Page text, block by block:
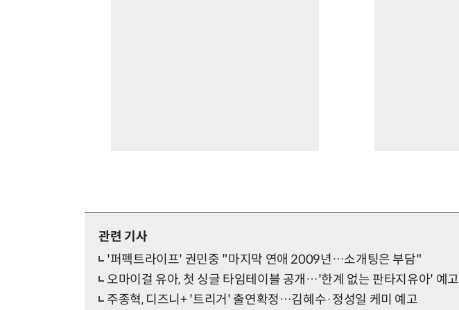
관련 기사
'퍼펙트라이프' 권민중 "마지막 연애 2009년…소개팅은 부담"
오마이걸 유아, 첫 싱글 타임테이블 공개…'한계 없는 판타지유아' 예고
주종혁, 디즈니+ '트리거' 출연확정…김혜수·정성일 케미 예고